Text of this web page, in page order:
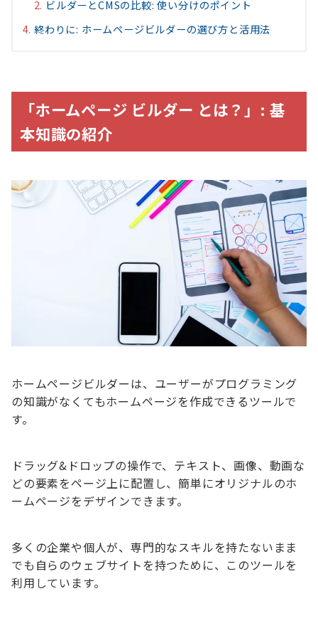
ビルダーとCMSの比較: 使い分けのポイント
終わりに: ホームページビルダーの選び方と活用法
「ホームページ ビルダー とは？」: 基
本知識の紹介
ホームページビルダーは、ユーザーがプログラミング
の知識がなくてもホームページを作成できるツールで
す。
ドラッグ&ドロップの操作で、テキスト、画像、動画な
どの要素をページ上に配置し、簡単にオリジナルのホ
ームページをデザインできます。
多くの企業や個人が、専門的なスキルを持たないまま
でも自らのウェブサイトを持つために、このツールを
利用しています。